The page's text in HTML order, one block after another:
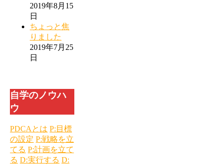
2019年8月15
日
ちょっと焦
りました
2019年7月25
日
自学のノウハ
ウ
PDCAとは P:目標
の設定 P:戦略を立
てる P:計画を立て
る D:実行する D: